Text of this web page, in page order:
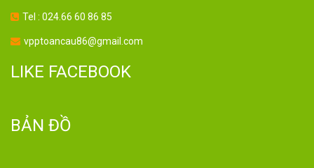
Tel : 024.66 60 86 85
vpptoancau86@gmail.com
LIKE FACEBOOK
BẢN ĐỒ